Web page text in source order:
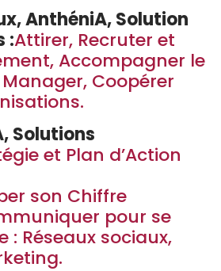
AnthéniA, Solution
:Attirer, Recruter et
Accompagner le
Coopérer
Solutions
et Plan d’Action
son Chiffre
pour se
: Réseaux sociaux,